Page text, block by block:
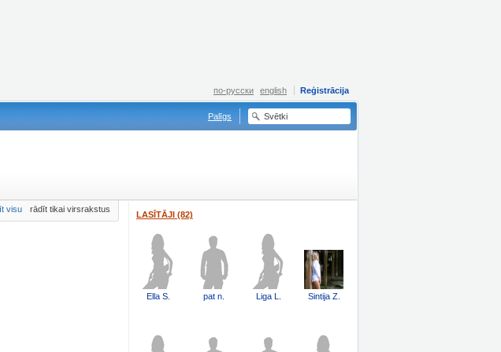
Reģistrācija
по-русски english
Palīgs
visu rādīt tikai virsrakstus
LASĪTĀJI (82)
Ella S. pat n. Liga L. Sintija Z.